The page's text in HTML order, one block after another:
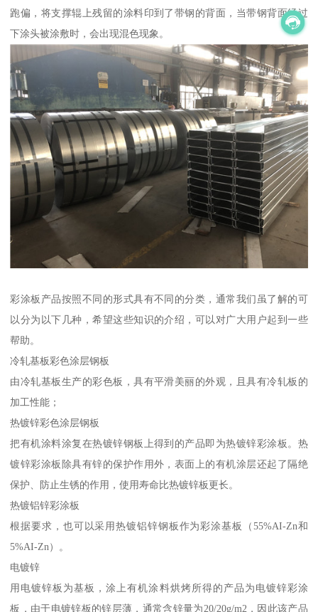
跑偏，将支撑辊上残留的涂料印到了带钢的背面，当带钢背面经过
下涂头被涂敷时，会出现混色现象。
彩涂板产品按照不同的形式具有不同的分类，通常我们虽了解的可
以分为以下几种，希望这些知识的介绍，可以对广大用户起到一些
帮助。
冷轧基板彩色涂层钢板
由冷轧基板生产的彩色板，具有平滑美丽的外观，且具有冷轧板的
加工性能；
热镀锌彩色涂层钢板
把有机涂料涂复在热镀锌钢板上得到的产品即为热镀锌彩涂板。热
镀锌彩涂板除具有锌的保护作用外，表面上的有机涂层还起了隔绝
保护、防止生锈的作用，使用寿命比热镀锌板更长。
热镀铝锌彩涂板
根据要求，也可以采用热镀铝锌钢板作为彩涂基板（55%AI-Zn和
5%AI-Zn）。
电镀锌
用电镀锌板为基板，涂上有机涂料烘烤所得的产品为电镀锌彩涂
板，由于电镀锌板的锌层薄，通常含锌量为20/20g/m2，因此该产品